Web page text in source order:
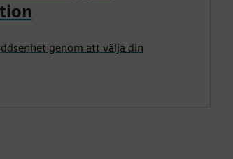
genom att välja din